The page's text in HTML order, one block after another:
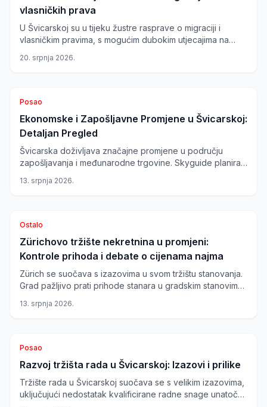
vlasničkih prava
U Švicarskoj su u tijeku žustre rasprave o migraciji i
vlasničkim pravima, s mogućim dubokim utjecajima na
planira deportaciju majke i kćeri, žrtava navodnog
20. srpnja 2026.
Posao
Ekonomske i Zapošljavne Promjene u Švicarskoj:
Detaljan Pregled
Švicarska doživljava značajne promjene u području
zapošljavanja i međunarodne trgovine. Skyguide planira
suradnja s Britanijom otvara nove poslovne prilike.
13. srpnja 2026.
Ostalo
Zürichovo tržište nekretnina u promjeni:
Kontrole prihoda i debate o cijenama najma
Zürich se suočava s izazovima u svom tržištu stanovanja.
Grad pažljivo prati prihode stanara u gradskim stanovima,
deložacijama. Dok se cijene najma na privatnom tržištu
13. srpnja 2026.
Posao
Razvoj tržišta rada u Švicarskoj: Izazovi i prilike
Tržište rada u Švicarskoj suočava se s velikim izazovima,
uključujući nedostatak kvalificirane radne snage unatoč